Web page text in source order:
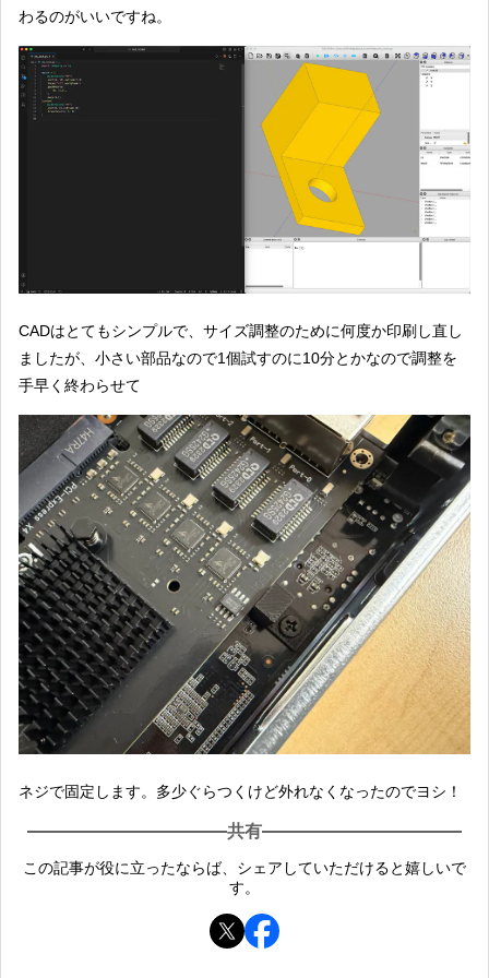
わるのがいいですね。
CADはとてもシンプルで、サイズ調整のために何度か印刷し直し
ましたが、小さい部品なので1個試すのに10分とかなので調整を
手早く終わらせて
ネジで固定します。多少ぐらつくけど外れなくなったのでヨシ！
共有
この記事が役に立ったならば、シェアしていただけると嬉しいで
す。